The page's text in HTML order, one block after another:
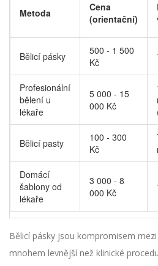
Metoda
Cena
(orientační)
Bělicí pásky
500 - 1 500
Kč
Profesionální
bělení u
lékaře
5 000 - 15
000 Kč
Bělicí pasty
100 - 300
Kč
Domácí
šablony od
lékaře
3 000 - 8
000 Kč
Bělicí pásky jsou kompromisem
mnohem levnější než klinické